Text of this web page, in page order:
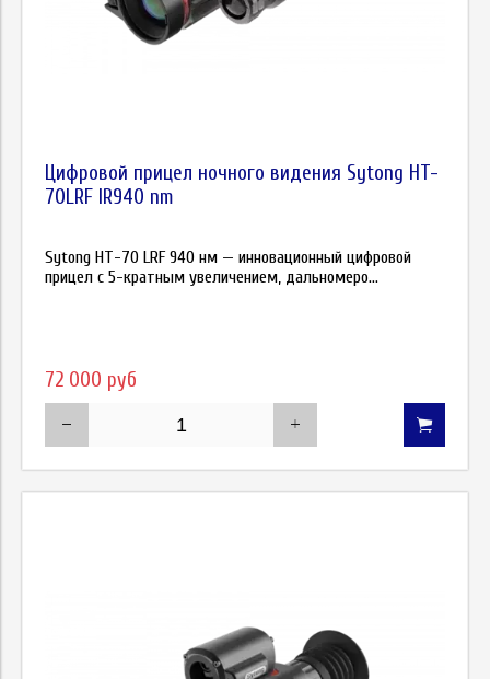
Цифровой прицел ночного видения Sytong HT-
70LRF IR940 nm
Sytong HT-70 LRF 940 нм — инновационный цифровой
прицел с 5-кратным увеличением, дальномеро...
72 000 руб